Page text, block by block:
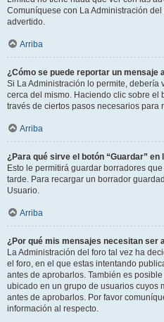
Comuníquese con La Administración
advertido.
Arriba
¿Cómo se puede reportar un mensaje
Si La Administración lo permite, debería
cerca del mismo. Haciendo clic sobre el
través de ciertos pasos necesarios para
Arriba
¿Para qué sirve el botón “Guardar”
Esto le permitirá guardar borradores
tarde. Para recargar un borrador
Usuario.
Arriba
¿Por qué mis mensajes necesitan ser
La Administración del foro tal vez ha
el foro, en el que estas intentando
antes de aprobarlos. También es
ubicado en un grupo de usuarios cuyos
antes de aprobarlos. Por favor
información al respecto.